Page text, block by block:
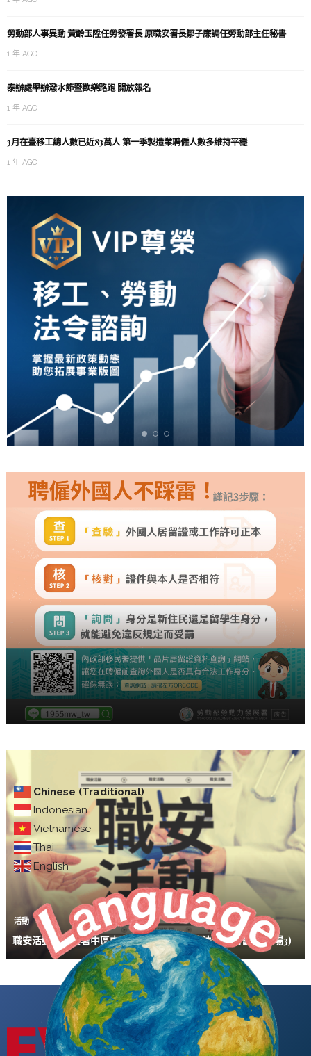
Chinese (Traditional)
Indonesian
Vietnamese
Thai
English
勞動部人事異動 黃齡玉陞任勞發署長 原職安署長鄒子廉調任勞動部主任秘書
1 年 AGO
泰辦處舉辦潑水節暨歡樂路跑 開放報名
1 年 AGO
3月在臺移工總人數已近83萬人 第一季製造業聘僱人數多維持平穩
1 年 AGO
活動
職安活動｜職安署中區中心114年度勞動條件法令說明會(苗栗場3)